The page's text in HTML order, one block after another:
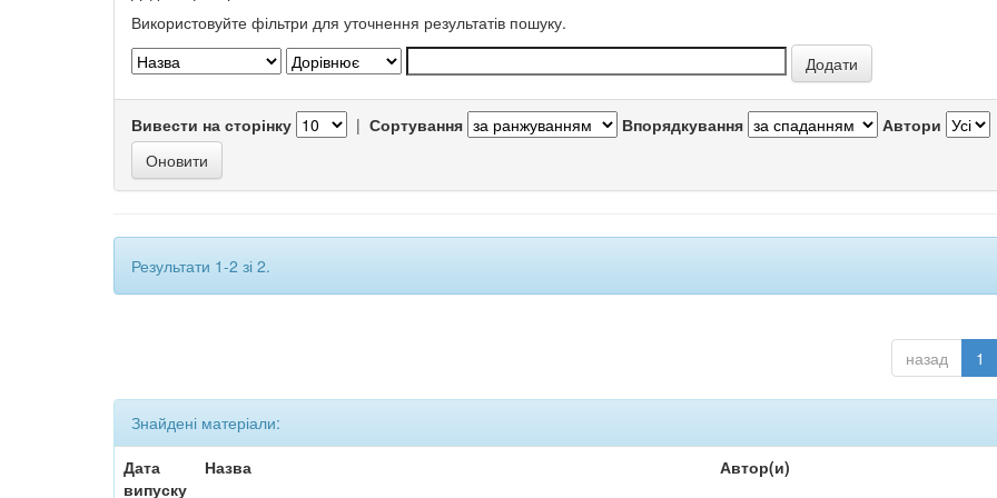
Використовуйте фільтри для уточнення результатів пошуку.
Вивести на сторінку | Сортування Впорядкування Автори
Результати 1-2 зі 2.
назад 1
Знайдені матеріали:
Дата
випуску
Назва Автор(и)